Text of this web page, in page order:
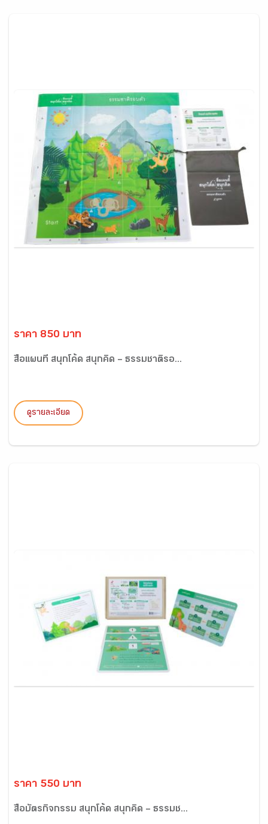
ราคา 850 บาท
สื่อแผนที่ สนุกโค้ด สนุกคิด – ธรรมชาติรอ...
ดูรายละเอียด
ราคา 550 บาท
สื่อบัตรกิจกรรม สนุกโค้ด สนุกคิด – ธรรมช...